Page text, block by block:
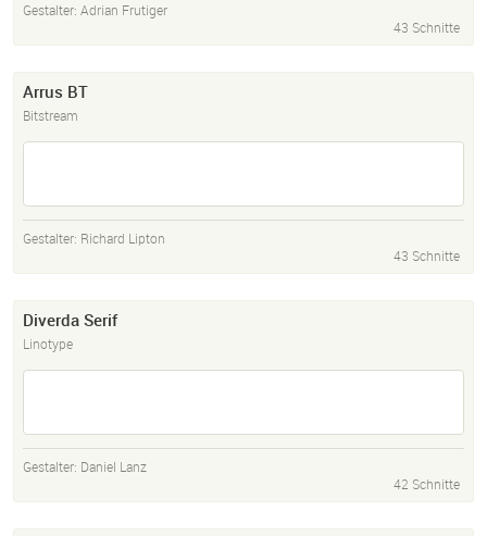
Gestalter: Adrian Frutiger
43 Schnitte
Arrus BT
Bitstream
Gestalter: Richard Lipton
43 Schnitte
Diverda Serif
Linotype
Gestalter: Daniel Lanz
42 Schnitte